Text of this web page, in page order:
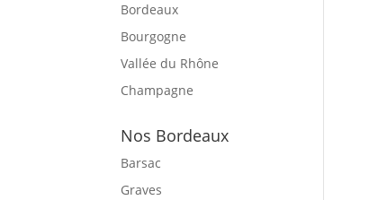
Bordeaux
Bourgogne
Vallée du Rhône
Champagne
Nos Bordeaux
Barsac
Graves